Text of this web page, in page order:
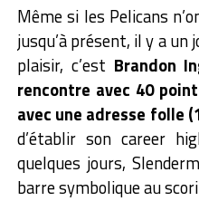
Même si les Pelicans
jusqu’à présent, il y a
plaisir, c’est Brandon
rencontre avec 40
avec une adresse folle
d’établir son career
quelques jours,
barre symbolique au